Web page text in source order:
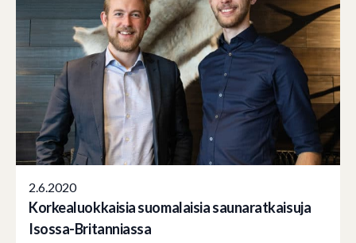
2.6.2020
Korkealuokkaisia suomalaisia saunaratkaisuja
Isossa-Britanniassa